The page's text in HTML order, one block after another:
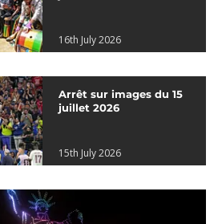
16th July 2026
Arrêt sur images du 15
juillet 2026
15th July 2026